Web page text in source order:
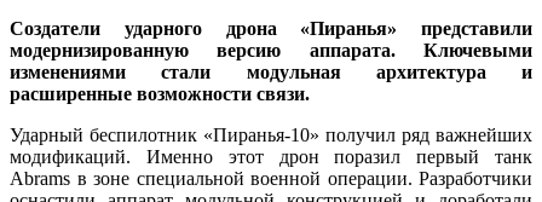
Создатели ударного дрона «Пиранья» представили
модернизированную версию аппарата. Ключевыми
изменениями стали модульная архитектура и
расширенные возможности связи.
Ударный беспилотник «Пиранья-10» получил ряд важнейших
модификаций. Именно этот дрон поразил первый танк
Abrams в зоне специальной военной операции. Разработчики